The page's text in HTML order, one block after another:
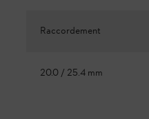
Raccordement
20.0 / 25.4 mm